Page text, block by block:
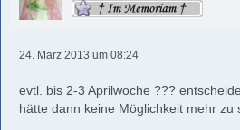
24. März 2013 um 08:24
evtl. bis 2-3 Aprilwoche ???
hätte dann keine Möglichkeit mehr zu